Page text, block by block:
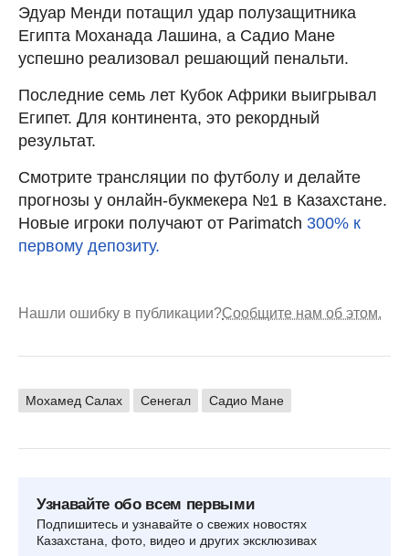
Эдуар Менди потащил удар полузащитника
Египта Моханада Лашина, а Садио Мане
успешно реализовал решающий пенальти.
Последние семь лет Кубок Африки выигрывал
Египет. Для континента, это рекордный
результат.
Смотрите трансляции по футболу и делайте
прогнозы у онлайн-букмекера №1 в Казахстане.
Новые игроки получают от Parimatch 300% к
первому депозиту.
Нашли ошибку в публикации?Сообщите нам об этом.
Мохамед Салах Сенегал Садио Мане
Узнавайте обо всем первыми
Подпишитесь и узнавайте о свежих новостях
Казахстана, фото, видео и других эксклюзивах